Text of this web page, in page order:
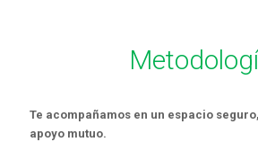
Te acompañamos en un espacio
apoyo mutuo.